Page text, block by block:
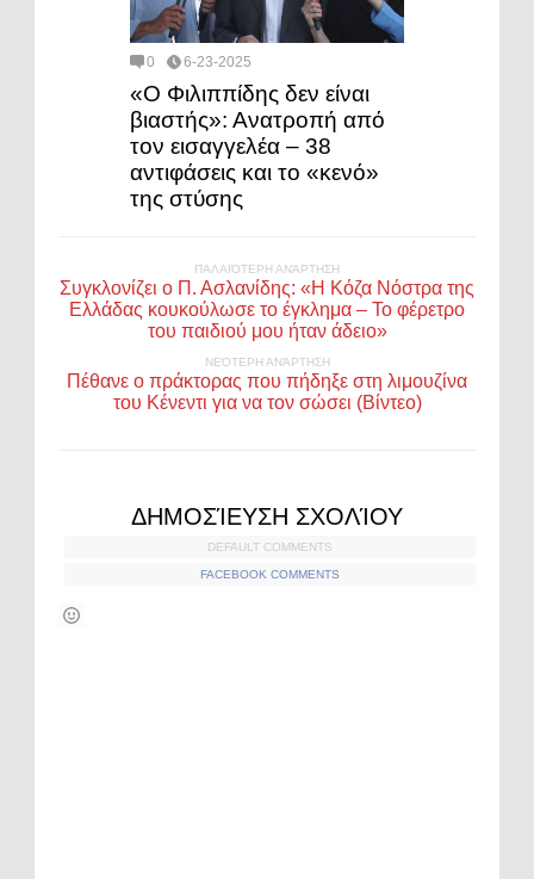
0 6-23-2025
«Ο Φιλιππίδης δεν είναι
βιαστής»: Ανατροπή από
τον εισαγγελέα – 38
αντιφάσεις και το «κενό»
της στύσης
ΠΑΛΑΙΌΤΕΡΗ ΑΝΆΡΤΗΣΗ
Συγκλονίζει ο Π. Ασλανίδης: «Η Κόζα Νόστρα της
Ελλάδας κουκούλωσε το έγκλημα – Το φέρετρο
του παιδιού μου ήταν άδειο»
ΝΕΌΤΕΡΗ ΑΝΆΡΤΗΣΗ
Πέθανε ο πράκτορας που πήδηξε στη λιμουζίνα
του Κένεντι για να τον σώσει (Βίντεο)
ΔΗΜΟΣΊΕΥΣΗ ΣΧΟΛΊΟΥ
DEFAULT COMMENTS
FACEBOOK COMMENTS